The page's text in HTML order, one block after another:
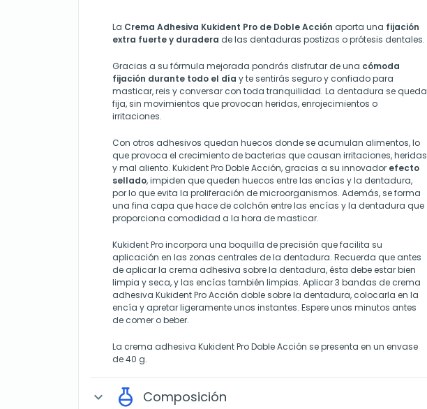
La Crema Adhesiva Kukident Pro de Doble Acción aporta una fijación
extra fuerte y duradera de las dentaduras postizas o prótesis dentales.
Gracias a su fórmula mejorada pondrás disfrutar de una cómoda
fijación durante todo el día y te sentirás seguro y confiado para
masticar, reis y conversar con toda tranquilidad. La dentadura se queda
fija, sin movimientos que provocan heridas, enrojecimientos o
irritaciones.
Con otros adhesivos quedan huecos donde se acumulan alimentos, lo
que provoca el crecimiento de bacterias que causan irritaciones, heridas
y mal aliento. Kukident Pro Doble Acción, gracias a su innovador efecto
sellado, impiden que queden huecos entre las encías y la dentadura,
por lo que evita la proliferación de microorganismos. Además, se forma
una fina capa que hace de colchón entre las encías y la dentadura que
proporciona comodidad a la hora de masticar.
Kukident Pro incorpora una boquilla de precisión que facilita su
aplicación en las zonas centrales de la dentadura. Recuerda que antes
de aplicar la crema adhesiva sobre la dentadura, ésta debe estar bien
limpia y seca, y las encías también limpias. Aplicar 3 bandas de crema
adhesiva Kukident Pro Acción doble sobre la dentadura, colocarla en la
encía y apretar ligeramente unos instantes. Espere unos minutos antes
de comer o beber.
La crema adhesiva Kukident Pro Doble Acción se presenta en un envase
de 40 g.
expand_more Composición